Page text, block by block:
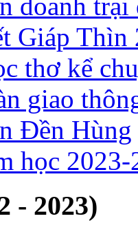
doanh
Giáp Thìn
thơ kể
giao
Đền Hùng
học 2023-
- 2023)